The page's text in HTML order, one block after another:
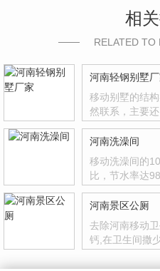
相
RELATED TO
河南轻钢别墅
移动别墅的结
然联系，主要还
河南洗澡间
移动洗澡间的
比，节水率达
河南景区公厕
去除河南移动
钙,在卫生间撒